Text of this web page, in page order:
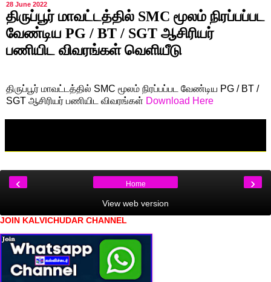
28 June 2022
திருப்பூர் மாவட்டத்தில் SMC மூலம் நிரப்பப்பட
வேண்டிய PG / BT / SGT ஆசிரியர்
பணியிட விவரங்கள் வெளியீடு
திருப்பூர் மாவட்டத்தில் SMC மூலம் நிரப்பப்பட வேண்டிய PG / BT /
SGT ஆசிரியர் பணியிட விவரங்கள் Download Here
‹ ›
Home
View web version
JOIN KALVICHUDAR CHANNEL